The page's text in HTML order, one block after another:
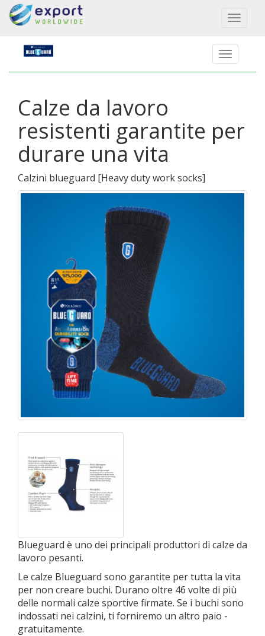
Toggle
Calze da lavoro
resistenti garantite per
durare una vita
Calzini blueguard [Heavy duty work socks]
Blueguard è uno dei principali produttori di calze da
lavoro pesanti.
Le calze Blueguard sono garantite per tutta la vita
per non creare buchi. Durano oltre 46 volte di più
delle normali calze sportive firmate. Se i buchi sono
indossati nei calzini, ti forniremo un altro paio -
gratuitamente.